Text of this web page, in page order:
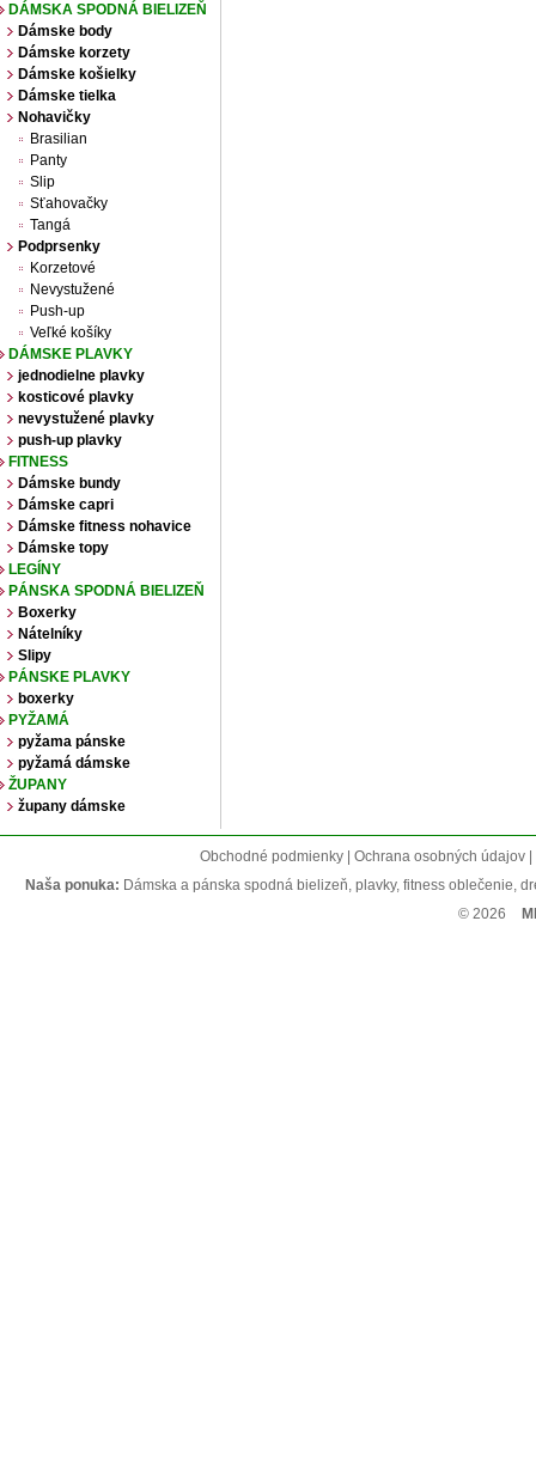
DÁMSKA SPODNÁ BIELIZEŇ
Dámske body
Dámske korzety
Dámske košielky
Dámske tielka
Nohavičky
Brasilian
Panty
Slip
Sťahovačky
Tangá
Podprsenky
Korzetové
Nevystužené
Push-up
Veľké košíky
DÁMSKE PLAVKY
jednodielne plavky
kosticové plavky
nevystužené plavky
push-up plavky
FITNESS
Dámske bundy
Dámske capri
Dámske fitness nohavice
Dámske topy
LEGÍNY
PÁNSKA SPODNÁ BIELIZEŇ
Boxerky
Nátelníky
Slipy
PÁNSKE PLAVKY
boxerky
PYŽAMÁ
pyžama pánske
pyžamá dámske
ŽUPANY
župany dámske
Obchodné podmienky | Ochrana osobných údajov
Naša ponuka: Dámska a pánska spodná bielizeň, plavky, fitness oblečenie,
© 2026